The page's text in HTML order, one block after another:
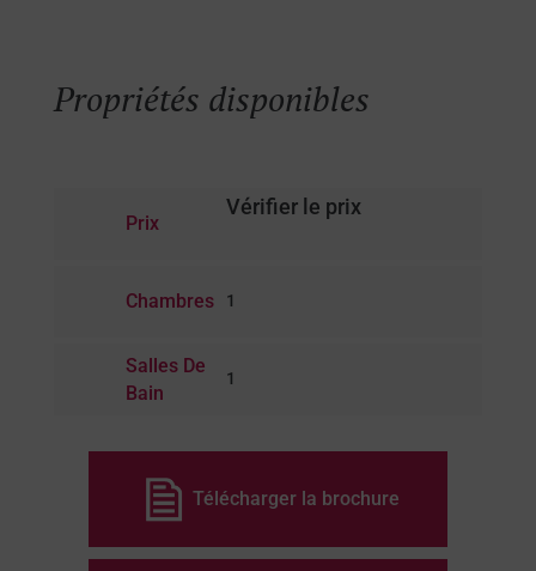
Propriétés disponibles
Prix
Vérifier le prix
Chambres 1
Salles De
Bain
1
Télécharger la brochure